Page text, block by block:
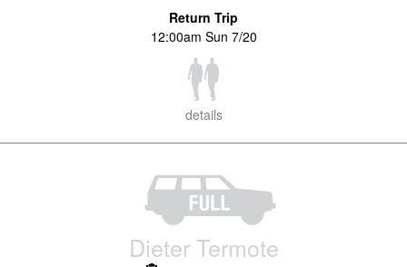
Return Trip
12:00am Sun 7/20
details
Dieter Termote